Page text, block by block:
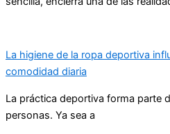
La higiene de la ropa deportiva
comodidad diaria
La práctica deportiva forma parte
personas. Ya sea a